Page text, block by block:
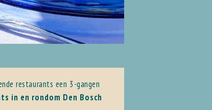
restaurants een 3-gangen
in en rondom Den Bosch